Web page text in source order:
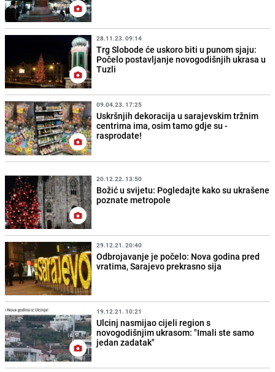
28.11.23. 09:14
Trg Slobode će uskoro biti u punom sjaju:
Počelo postavljanje novogodišnjih ukrasa u
Tuzli
09.04.23. 17:25
Uskršnjih dekoracija u sarajevskim tržnim
centrima ima, osim tamo gdje su -
rasprodate!
20.12.22. 13:50
Božić u svijetu: Pogledajte kako su ukrašene
poznate metropole
29.12.21. 20:40
Odbrojavanje je počelo: Nova godina pred
vratima, Sarajevo prekrasno sija
19.12.21. 10:21
Ulcinj nasmijao cijeli region s
novogodišnjim ukrasom: "Imali ste samo
jedan zadatak"